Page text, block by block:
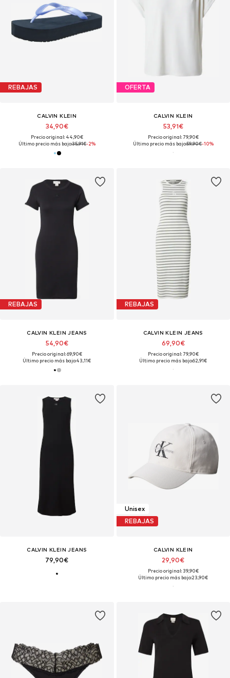
REBAJAS
CALVIN KLEIN
34,90€
Precio original: 44,90€
Último precio más bajo:35,91€-2%
OFERTA
CALVIN KLEIN
53,91€
Precio original: 79,90€
Último precio más bajo:59,90€-10%
REBAJAS
CALVIN KLEIN JEANS
54,90€
Precio original: 69,90€
Último precio más bajo:43,11€
REBAJAS
CALVIN KLEIN JEANS
69,90€
Precio original: 79,90€
Último precio más bajo:62,91€
CALVIN KLEIN JEANS
79,90€
Unisex
REBAJAS
CALVIN KLEIN
29,90€
Precio original: 39,90€
Último precio más bajo:23,90€